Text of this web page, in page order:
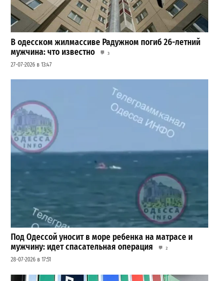
В одесском жилмассиве Радужном погиб 26-летний
мужчина: что известно
3
27-07-2026 в 13:47
Под Одессой уносит в море ребенка на матрасе и
мужчину: идет спасательная операция
2
28-07-2026 в 17:51